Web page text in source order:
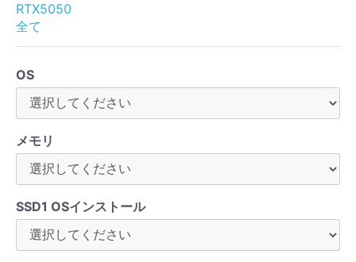
RTX5050
全て
OS
メモリ
SSD1 OSインストール